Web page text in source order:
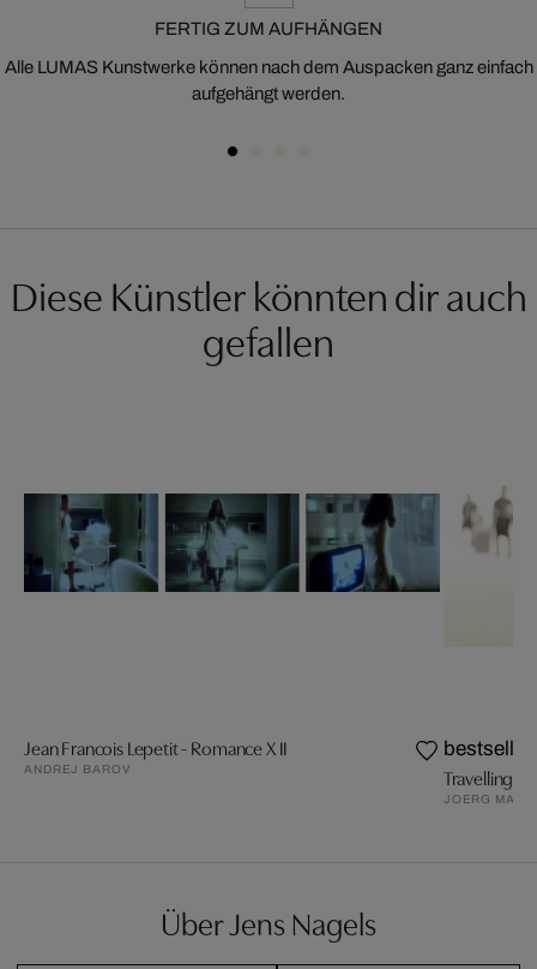
FERTIG ZUM AUFHÄNGEN
Alle LUMAS Kunstwerke können nach dem Auspacken ganz einfach
aufgehängt werden.
Diese Künstler könnten dir auch
gefallen
Jean Francois Lepetit - Romance X II
ANDREJ BAROV
bestseller
Travelling VI
JOERG
Über Jens Nagels